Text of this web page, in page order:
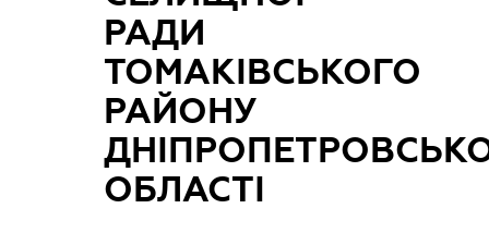
РАДИ
ТОМАКІВСЬКОГО
РАЙОНУ
ОБЛАСТІ